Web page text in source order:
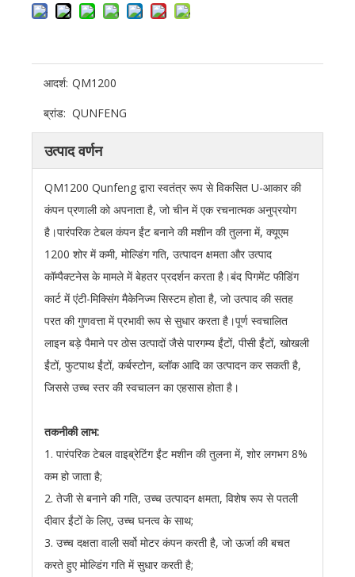
आदर्श: QM1200
ब्रांड: QUNFENG
उत्पाद वर्णन
QM1200 Qunfeng द्वारा स्वतंत्र रूप से विकसित U-आकार की
कंपन प्रणाली को अपनाता है, जो चीन में एक रचनात्मक अनुप्रयोग
है।पारंपरिक टेबल कंपन ईंट बनाने की मशीन की तुलना में, क्यूएम
1200 शोर में कमी, मोल्डिंग गति, उत्पादन क्षमता और उत्पाद
कॉम्पैक्टनेस के मामले में बेहतर प्रदर्शन करता है।बंद पिगमेंट फीडिंग
कार्ट में एंटी-मिक्सिंग मैकेनिज्म सिस्टम होता है, जो उत्पाद की सतह
परत की गुणवत्ता में प्रभावी रूप से सुधार करता है।पूर्ण स्वचालित
लाइन बड़े पैमाने पर ठोस उत्पादों जैसे पारगम्य ईंटों, पीसी ईंटों, खोखली
ईंटों, फुटपाथ ईंटों, कर्बस्टोन, ब्लॉक आदि का उत्पादन कर सकती है,
जिससे उच्च स्तर की स्वचालन का एहसास होता है।
तकनीकी लाभ:
1. पारंपरिक टेबल वाइब्रेटिंग ईंट मशीन की तुलना में, शोर लगभग 8%
कम हो जाता है;
2. तेजी से बनाने की गति, उच्च उत्पादन क्षमता, विशेष रूप से पतली
दीवार ईंटों के लिए, उच्च घनत्व के साथ;
3. उच्च दक्षता वाली सर्वो मोटर कंपन करती है, जो ऊर्जा की बचत
करते हुए मोल्डिंग गति में सुधार करती है;